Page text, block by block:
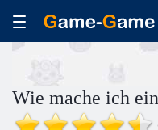
Wie mache ich